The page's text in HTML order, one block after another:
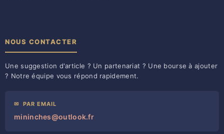
NOUS CONTACTER
Une suggestion d'article ? Un partenariat ? Une bourse à ajouter
? Notre équipe vous répond rapidement.
✉ PAR EMAIL
mininches@outlook.fr